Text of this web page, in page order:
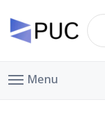
Menu